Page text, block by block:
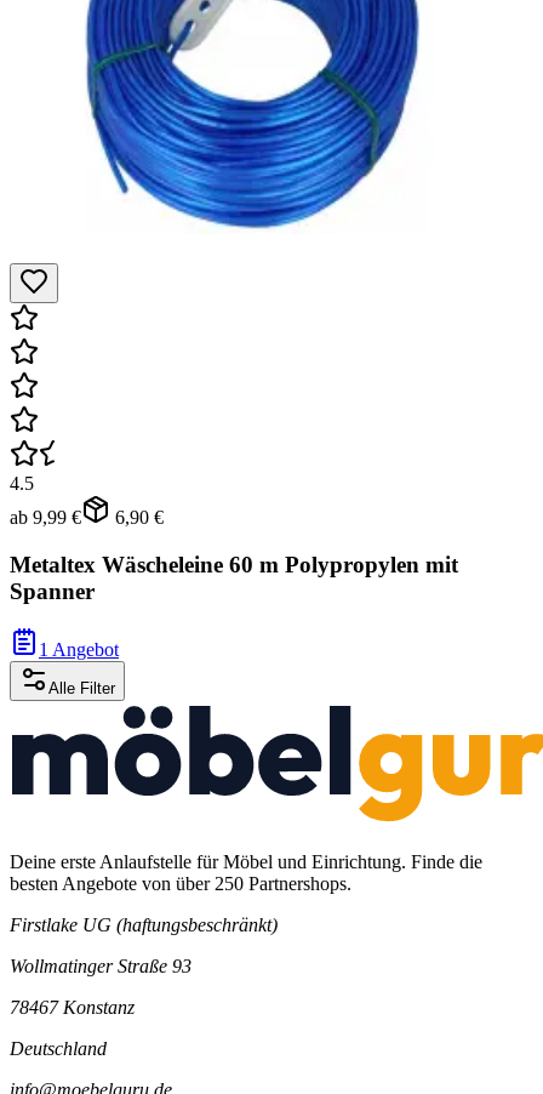
4.5
ab 9,99 € 6,90 €
Metaltex Wäscheleine 60 m Polypropylen mit
Spanner
1 Angebot
Alle Filter
Deine erste Anlaufstelle für Möbel und Einrichtung. Finde die
besten Angebote von über 250 Partnershops.
Firstlake UG (haftungsbeschränkt)
Wollmatinger Straße 93
78467 Konstanz
Deutschland